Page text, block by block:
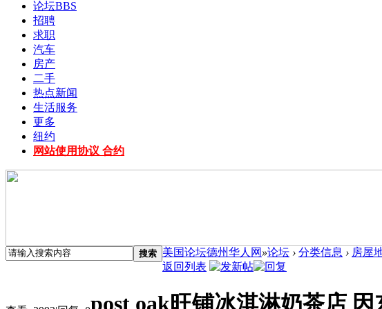
论坛BBS
招聘
求职
汽车
房产
二手
热点新闻
生活服务
更多
纽约
网站使用协议 合约
搜索 美国论坛德州华人网 »论坛 › 分类信息 › 房屋
返回列表
post oak旺铺冰淇淋奶茶店